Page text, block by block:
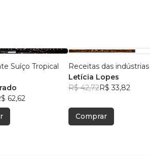
Suíço Tropical
62,62
Receitas das indústrias
Letícia Lopes
R$ 42,72R$ 33,82
Comprar